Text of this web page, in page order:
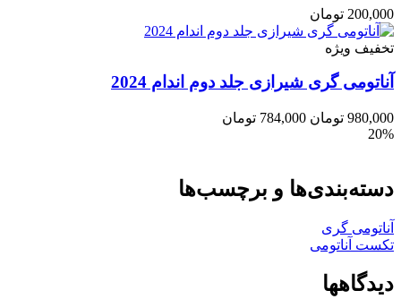
200,000 تومان
تخفیف ویژه
آناتومی گری شیرازی جلد دوم اندام 2024
980,000 تومان 784,000 تومان
20%
دسته‌بندی‌ها و برچسب‌ها
آناتومی گری
تکست آناتومی
دیدگاهها